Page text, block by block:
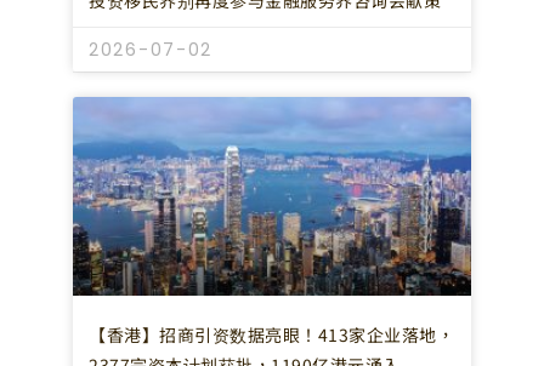
2026-07-02
【香港】招商引资数据亮眼！413家企业落地，